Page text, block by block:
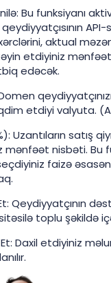
Bu funksiyanı
aktual
etdiyiniz
edəcək.
etdiyi valyuta.
Uzantıların satış
mənfəət nisbəti. Bu
faizə
Qeydiyyatçının
toplu şəkildə
Daxil etdiyiniz